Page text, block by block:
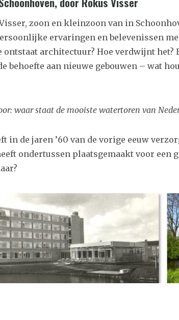
zoon en kleinzoon van in
ervaringen en belevenissen
ontstaat architectuur? Hoe verdwijnt het?
behoefte aan nieuwe gebouwen – wat
waar staat de mooiste watertoren van
in de jaren ’60 van de vorige eeuw
ondertussen plaatsgemaakt voor een